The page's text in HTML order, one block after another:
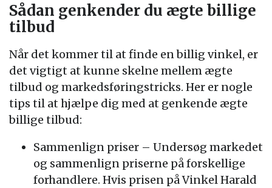
Sådan genkender du ægte billige
tilbud
Når det kommer til at finde en billig vinkel, er
det vigtigt at kunne skelne mellem ægte
tilbud og markedsføringstricks. Her er nogle
tips til at hjælpe dig med at genkende ægte
billige tilbud:
Sammenlign priser – Undersøg markedet
og sammenlign priserne på forskellige
forhandlere. Hvis prisen på Vinkel Harald